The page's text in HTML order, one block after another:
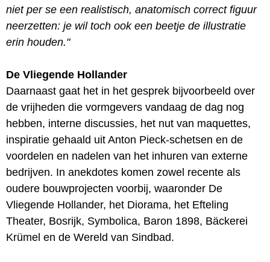
niet per se een realistisch, anatomisch correct figuur
neerzetten: je wil toch ook een beetje de illustratie
erin houden."
De Vliegende Hollander
Daarnaast gaat het in het gesprek bijvoorbeeld over
de vrijheden die vormgevers vandaag de dag nog
hebben, interne discussies, het nut van maquettes,
inspiratie gehaald uit Anton Pieck-schetsen en de
voordelen en nadelen van het inhuren van externe
bedrijven. In anekdotes komen zowel recente als
oudere bouwprojecten voorbij, waaronder De
Vliegende Hollander, het Diorama, het Efteling
Theater, Bosrijk, Symbolica, Baron 1898, Bäckerei
Krümel en de Wereld van Sindbad.